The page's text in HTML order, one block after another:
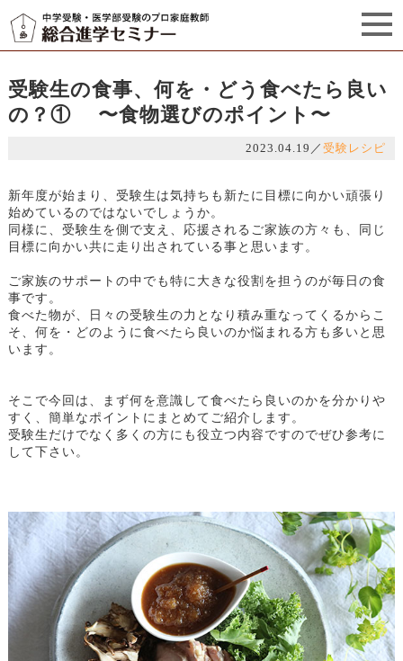
セミナーからのお知らせ（5）
受験生の食事、何を・どう食べたら良い
の？① 〜食物選びのポイント〜
2023.04.19 ／受験レシピ
新年度が始まり、受験生は気持ちも新たに目標に向かい頑張り
始めているのではないでしょうか。
同様に、受験生を側で支え、応援されるご家族の方々も、同じ
目標に向かい共に走り出されている事と思います。
ご家族のサポートの中でも特に大きな役割を担うのが毎日の食
事です。
食べた物が、日々の受験生の力となり積み重なってくるからこ
そ、何を・どのように食べたら良いのか悩まれる方も多いと思
います。
そこで今回は、まず何を意識して食べたら良いのかを分かりや
すく、簡単なポイントにまとめてご紹介します。
受験生だけでなく多くの方にも役立つ内容ですのでぜひ参考に
して下さい。